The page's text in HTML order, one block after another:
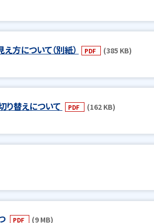
方について（別紙） PDF (385 KB)
替えについて PDF (162 KB)
PDF (9 MB)